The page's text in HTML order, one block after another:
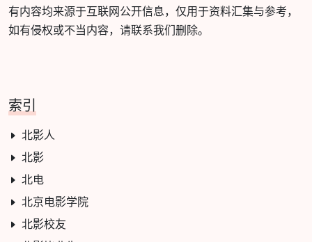
有内容均来源于互联网公开信息，仅用于资料汇集与参考，
如有侵权或不当内容，请联系我们删除。
索引
北影人
北影
北电
北京电影学院
北影校友